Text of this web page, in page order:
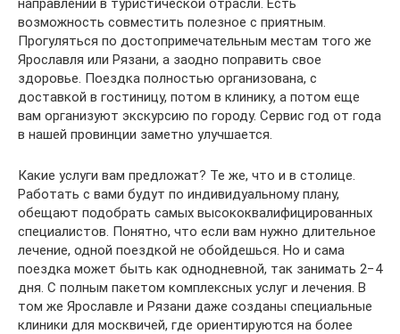
направлений в туристической отрасли. Есть
возможность совместить полезное с приятным.
Прогуляться по достопримечательным местам того же
Ярославля или Рязани, а заодно поправить свое
здоровье. Поездка полностью организована, с
доставкой в гостиницу, потом в клинику, а потом еще
вам организуют экскурсию по городу. Сервис год от года
в нашей провинции заметно улучшается.
Какие услуги вам предложат? Те же, что и в столице.
Работать с вами будут по индивидуальному плану,
обещают подобрать самых высококвалифицированных
специалистов. Понятно, что если вам нужно длительное
лечение, одной поездкой не обойдешься. Но и сама
поездка может быть как однодневной, так занимать 2−4
дня. С полным пакетом комплексных услуг и лечения. В
том же Ярославле и Рязани даже созданы специальные
клиники для москвичей, где ориентируются на более